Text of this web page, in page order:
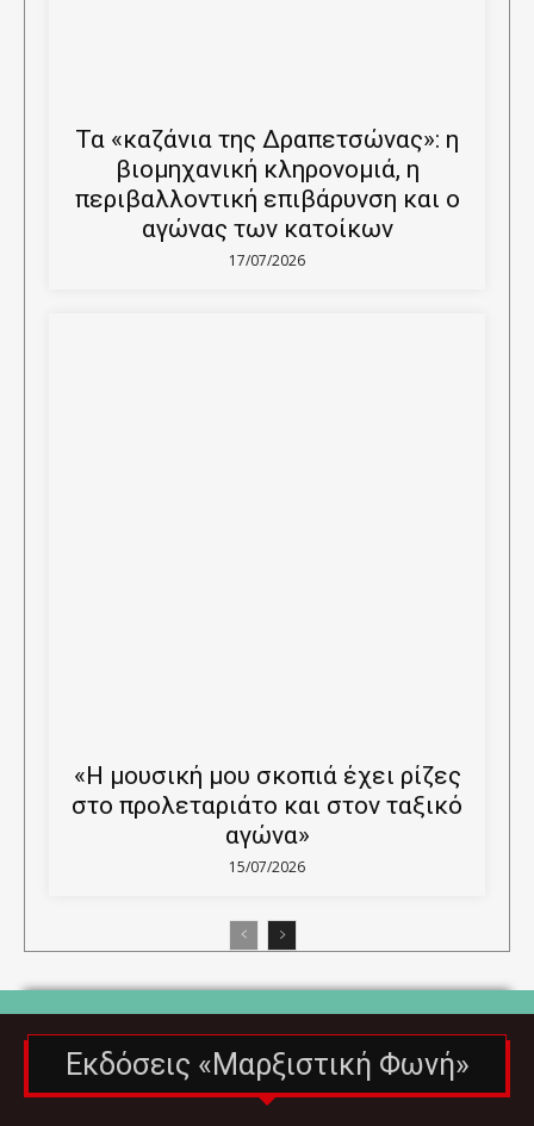
Τα «καζάνια της Δραπετσώνας»: η
βιομηχανική κληρονομιά, η
περιβαλλοντική επιβάρυνση και ο
αγώνας των κατοίκων
17/07/2026
«Η μουσική μου σκοπιά έχει ρίζες
στο προλεταριάτο και στον ταξικό
αγώνα»
15/07/2026
Εκδόσεις «Μαρξιστική Φωνή»